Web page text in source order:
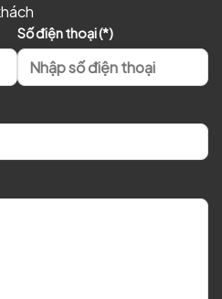
Số điện thoại (*)